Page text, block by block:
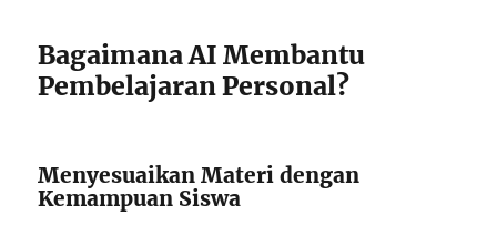
Bagaimana AI Membantu
Pembelajaran Personal?
Menyesuaikan Materi dengan
Kemampuan Siswa